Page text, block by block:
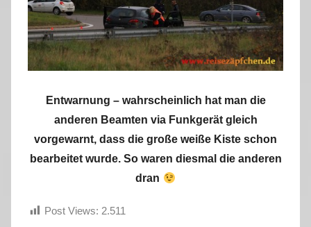
Entwarnung – wahrscheinlich hat man die
anderen Beamten via Funkgerät gleich
vorgewarnt, dass die große weiße Kiste schon
bearbeitet wurde. So waren diesmal die anderen
dran
Post Views: 2.511